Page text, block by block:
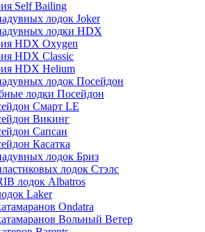
Self Bailing
лодок Joker
лодки HDX
HDX Oxygen
HDX Classic
HDX Helium
лодок Посейдон
лодки Посейдон
Смарт LE
Викинг
Сапсан
Касатка
лодок Бриз
лодок Стэлс
лодок Albatros
Laker
Ondatra
Вольный Ветер